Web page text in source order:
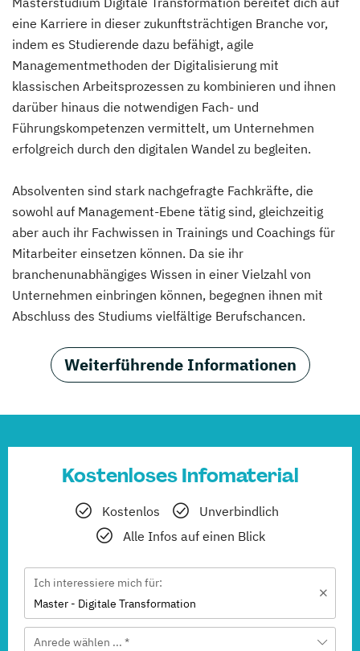
eine Karriere in dieser zukunftsträchtigen Branche vor,
indem es Studierende dazu befähigt, agile
Managementmethoden der Digitalisierung mit
klassischen Arbeitsprozessen zu kombinieren und ihnen
darüber hinaus die notwendigen Fach- und
Führungskompetenzen vermittelt, um Unternehmen
erfolgreich durch den digitalen Wandel zu begleiten.
Absolventen sind stark nachgefragte Fachkräfte, die
sowohl auf Management-Ebene tätig sind, gleichzeitig
aber auch ihr Fachwissen in Trainings und Coachings für
Mitarbeiter einsetzen können. Da sie ihr
branchenunabhängiges Wissen in einer Vielzahl von
Unternehmen einbringen können, begegnen ihnen mit
Abschluss des Studiums vielfältige Berufschancen.
Weiterführende Informationen
Kostenloses Infomaterial
Kostenlos
Unverbindlich
Alle Infos auf einen Blick
Ich interessiere mich für:
Master - Digitale Transformation
Anrede wählen ... *